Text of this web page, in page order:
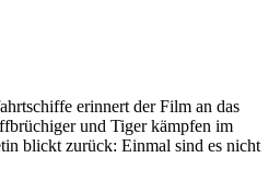
erinnert der Film an das
und Tiger kämpfen im
blickt zurück: Einmal sind es nicht